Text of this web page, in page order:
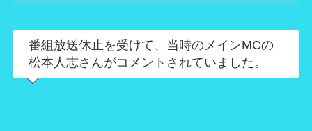
番組放送休止を受けて、当時のメインMCの
松本人志さんがコメントされていました。